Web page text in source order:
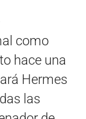
como
hace una
Hermes
las